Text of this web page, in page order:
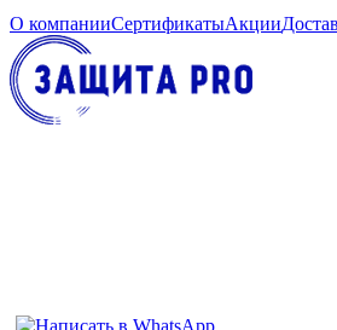
О компанииСертификатыАкции